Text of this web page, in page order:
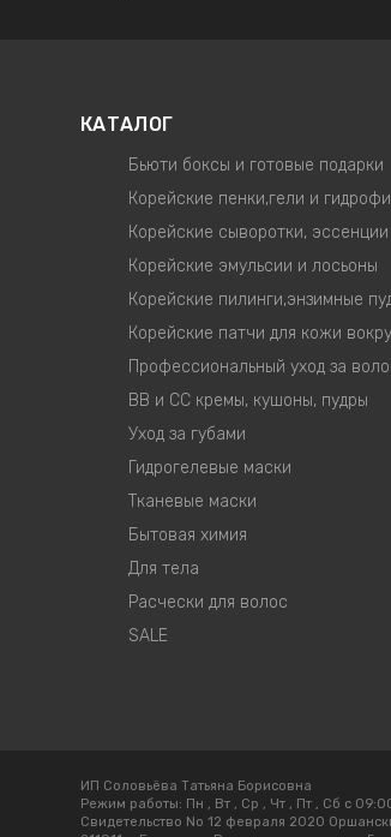
КАТАЛОГ
Бьюти боксы и готовые подарки
Корейские сыворотки, эссенции
Корейские эмульсии и лосьоны
ВВ и СС кремы, кушоны, пудры
Уход за губами
Гидрогелевые маски
Тканевые маски
Бытовая химия
Для тела
Расчески для волос
SALE
ИП Соловьёва Татьяна Борисовна
Режим работы: Пн , Вт , Ср , Чт , Пт , Сб c
Свидетельство No 12 февраля 2020